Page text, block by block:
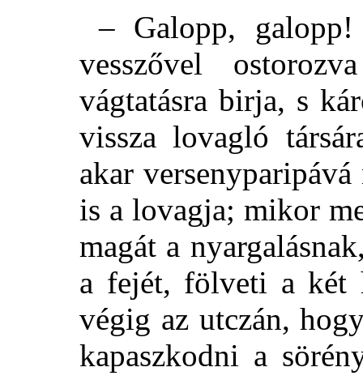
– Galopp,
vesszővel
vágtatásra birja, s
vissza lovagló
akar
is a lovagja; mikor
magát a
a fejét, fölveti a két
végig az utczán,
kapaszkodni a